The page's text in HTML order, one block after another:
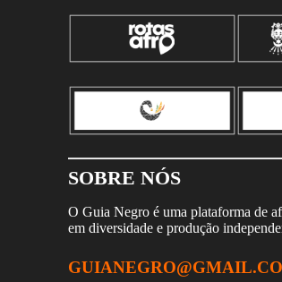
SOBRE NÓS
O Guia Negro é uma plataforma de
em diversidade e produção